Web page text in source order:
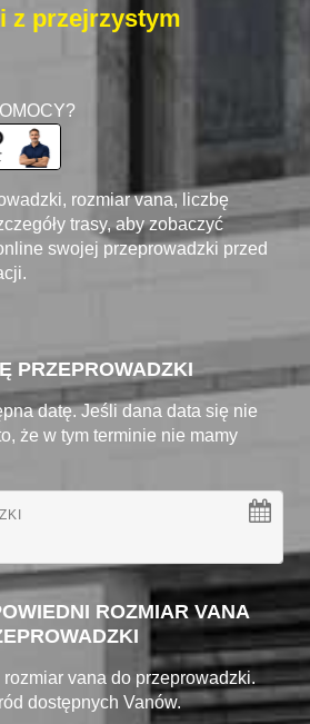
z przejrzystym
rozmiar vana, liczbę
trasy, aby zobaczyć
swojej przeprowadzki przed
PRZEPROWADZKI
datę. Jeśli dana data się nie
że w tym terminie nie mamy
ROZMIAR VANA
vana do przeprowadzki.
dostępnych Vanów.